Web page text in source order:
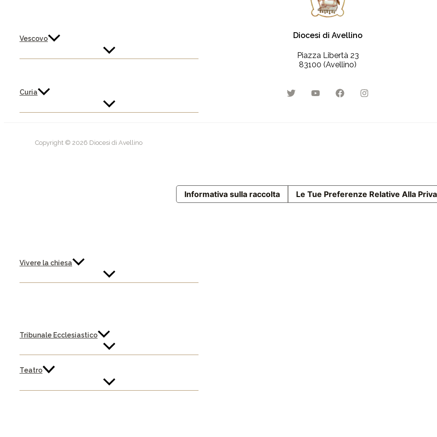
Vescovo
Curia
Vivere la chiesa
Tribunale Ecclesiastico
Teatro
Diocesi di Avellino
Piazza Libertà 23
83100 (Avellino)
Copyright © 2026 Diocesi di Avellino
Informativa sulla raccolta Le Tue Preferenze Relative Alla